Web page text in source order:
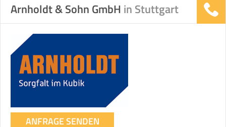
SO ERRECHNET SICH DIE KOSTENSCHÄTZUNG
Arnholdt & Sohn GmbH in Stuttgart
ANFRAGE SENDEN